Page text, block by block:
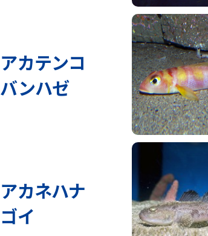
アカテンコ
バンハゼ
アカネハナ
ゴイ